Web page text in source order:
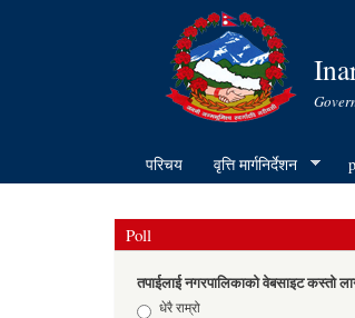
परिचय वृत्ति मार्गनिर्देशन
Poll
तपाईलाई नगरपालिकाको वेबसाइट कस्तो
Choicesधेरै राम्रो